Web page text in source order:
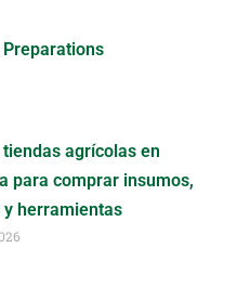
agrícolas en
para comprar insumos,
herramientas